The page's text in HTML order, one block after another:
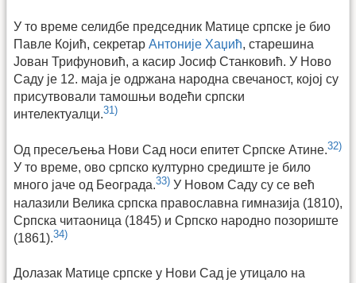
У то време селидбе председник Матице српске је био
Павле Којић, секретар Антоније Хаџић, старешина
Јован Трифуновић, а касир Јосиф Станковић. У Ново
Саду је 12. маја је одржана народна свечаност, којој су
присутвовали тамошњи водећи српски
интелектуалци.31)
Од пресељења Нови Сад носи епитет Српске Атине.32)
У то време, oво српско културно средиште је било
много јаче од Београда.33) У Новом Саду су се већ
налазили Велика српска православна гимназија (1810),
Српска читаоница (1845) и Српско народно позориште
(1861).34)
Долазак Матице српске у Нови Сад је утицало на